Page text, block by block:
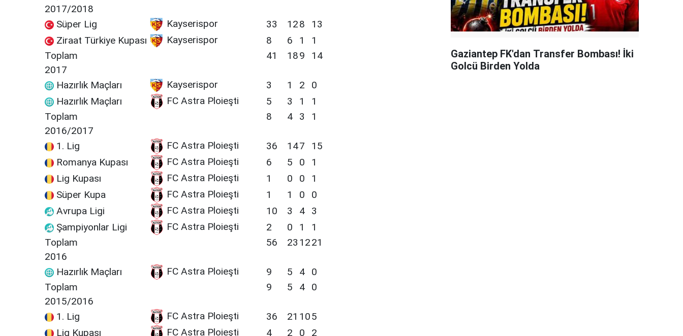
2017/2018
Süper Lig
Kayserispor 33 128
13
Ziraat Türkiye Kupası
Kayserispor 8 6 1
1
Toplam
41 189
14
2017
Hazırlık Maçları
Kayserispor 3 1 2
0
Hazırlık Maçları
FC Astra Ploieşti 5 3 1
1
Toplam
8 4 3
1
2016/2017
1. Lig
FC Astra Ploieşti 36 147
15
Romanya Kupası
FC Astra Ploieşti 6 5 0
1
Lig Kupası
FC Astra Ploieşti 1 0 0
1
Süper Kupa
FC Astra Ploieşti 1 1 0
0
Avrupa Ligi
FC Astra Ploieşti 10 3 4
3
Şampiyonlar Ligi
FC Astra Ploieşti 2 0 1
1
Toplam
56 23 1221
2016
Hazırlık Maçları
FC Astra Ploieşti 9 5 4
0
Toplam
9 5 4
0
2015/2016
1. Lig
FC Astra Ploieşti 36 21 105
Lig Kupası
FC Astra Ploieşti 4 2 0 2
Gaziantep FK'dan Transfer Bombası! İki
Golcü Birden Yolda